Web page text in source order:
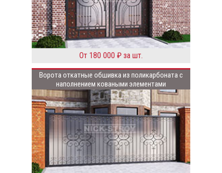
От 180 000 ₽ за шт.
Ворота откатные обшивка из поликарбоната с
наполнением коваными элементами